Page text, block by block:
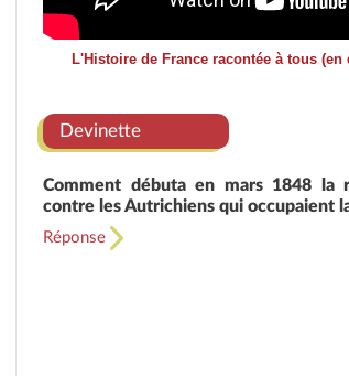
L'Histoire de France racontée à tous
Devinette
Comment débuta en mars 1848 la
contre les Autrichiens qui occupaient
Réponse